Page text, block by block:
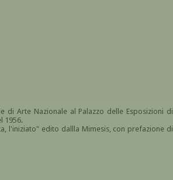
di Arte Nazionale al Palazzo delle Esposizioni di
1956.
l'iniziato" edito dallla Mimesis, con prefazione di